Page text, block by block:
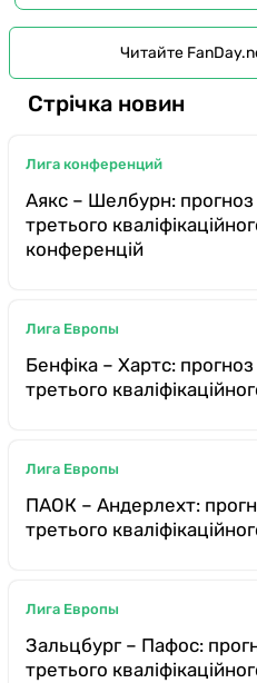
Читайте
Стрічка новин
Лига конференций
Аякс – Шелбурн:
третього
конференцій
Лига Европы
Бенфіка – Хартс:
третього
Лига Европы
ПАОК – Андерлехт:
третього
Лига Европы
Зальцбург – Пафос:
третього